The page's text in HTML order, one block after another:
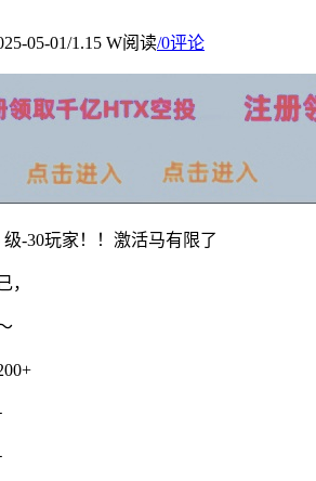
05-01/1.15 W阅读/0评论
-30玩家！！激活马有限了
，